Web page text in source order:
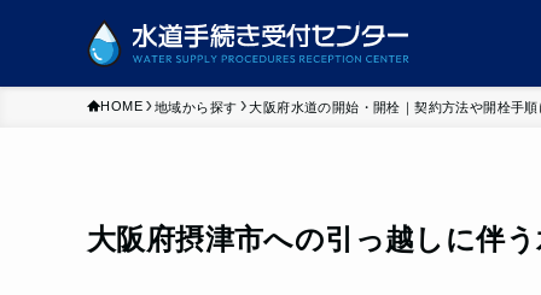
HOME 地域から探す 大阪府水道の開始・開栓｜契約方法や開栓手
大阪府摂津市への引っ越しに伴